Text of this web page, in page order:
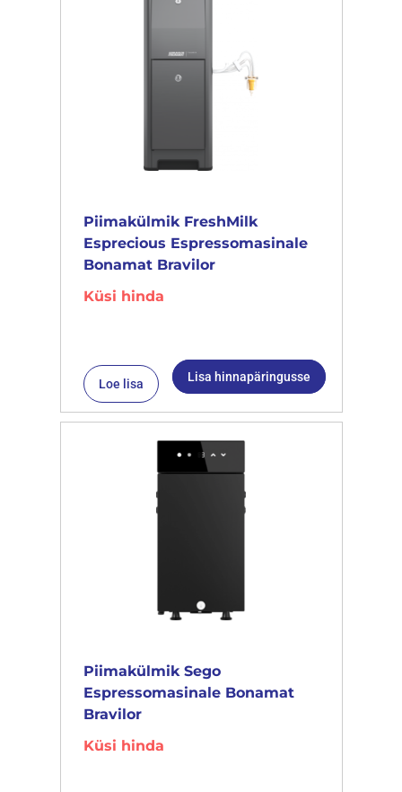
Piimakülmik FreshMilk
Esprecious Espressomasinale
Bonamat Bravilor
Küsi hinda
Loe lisa Lisa hinnapäringusse
Piimakülmik Sego
Espressomasinale Bonamat
Bravilor
Küsi hinda